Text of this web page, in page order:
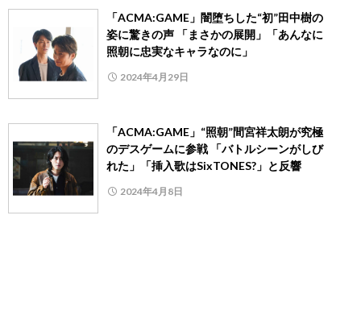
「ACMA:GAME」闇堕ちした“初”田中樹の
姿に驚きの声 「まさかの展開」「あんなに
照朝に忠実なキャラなのに」
2024年4月29日
「ACMA:GAME」“照朝”間宮祥太朗が究極
のデスゲームに参戦 「バトルシーンがしび
れた」「挿入歌はSixTONES?」と反響
2024年4月8日